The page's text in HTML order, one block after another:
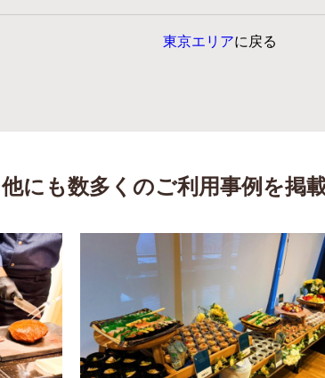
東京エリアに戻る
他にも数多くのご利用事例を掲